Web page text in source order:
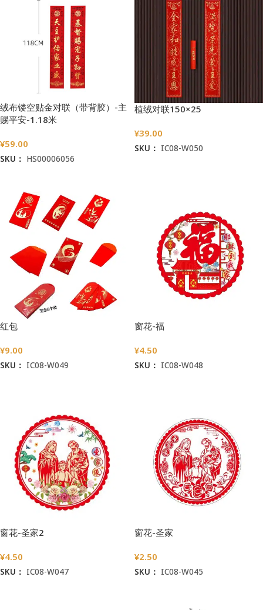
绒布镂空贴金对联（带背胶）-主
赐平安-1.18米
¥59.00
SKU： HS00006056
植绒对联150×25
¥39.00
SKU： IC08-W050
红包
¥9.00
SKU： IC08-W049
窗花-福
¥4.50
SKU： IC08-W048
窗花-圣家2
¥4.50
SKU： IC08-W047
窗花-圣家
¥2.50
SKU： IC08-W045